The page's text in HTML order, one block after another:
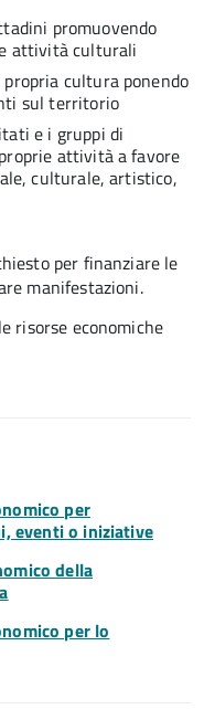
promuovendo
attività culturali
cultura ponendo
sul territorio
e i gruppi di
attività a favore
culturale, artistico,
per finanziare le
manifestazioni.
risorse economiche
per
eventi o iniziative
della
per lo